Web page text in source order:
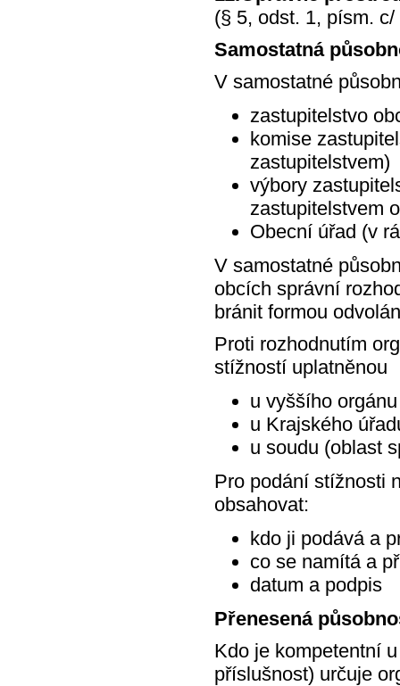
(§ 5, odst. 1, písm.
Samostatná
V samostatné
zastupitelstvo
komise
zastupitelstvem)
výbory
zastupitelstvem
Obecní úřad (v
V samostatné
obcích správní
bránit formou
Proti rozhodnutím
stížností uplatněnou
u vyššího
u Krajského
u soudu (oblast
Pro podání stížnosti
obsahovat:
kdo ji podává a
co se namítá a
datum a podpis
Přenesená
Kdo je kompetentní
příslušnost) určuje